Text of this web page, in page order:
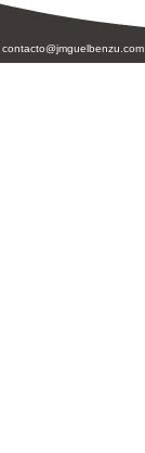
contacto@jmguelbenzu.com